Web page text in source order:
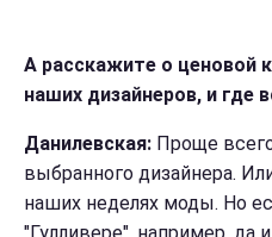
А расскажите о ценовой
наших дизайнеров, и где
Данилевская: Проще
выбранного дизайнера.
наших неделях моды. Но